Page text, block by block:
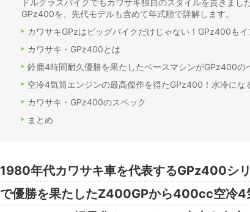
ドルクラスバイクでもカワサキ独自のスタイルを貫きまし
GPz400を、先代モデルも含めて年式順で詳解します。
カワサキGPzはビッグバイクだけじゃない！GPz400も
カワサキ・GPz400とは
鈴鹿4時間耐久優勝を果たしたベースマシンがGPz400の
空冷4気筒エンジンの最高傑作を得たGPz400！水冷にな
カワサキ・GPz400のスペック
まとめ
1980年代カワサキ車を代表するGPz400シ
で優勝を果たしたZ400GPから400cc空冷4